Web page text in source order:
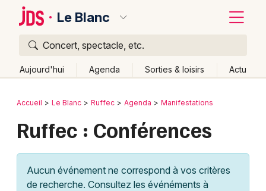
Le Blanc
Concert, spectacle, etc.
Aujourd'hui Agenda Sorties & loisirs Actu
Publier un événement
Grands événements
Bordeaux
Lille
Retour
Accueil Le Blanc Ruffec Agenda Manifestations
Ruffec : Conférences
Aucun événement ne correspond à vos critères
de recherche. Consultez les événéments à
Quoi ?
Où ?
Près de moi
Changer de lieu
Quand ?
Ce week-end